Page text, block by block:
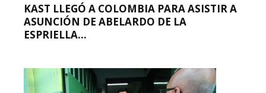
KAST LLEGÓ A COLOMBIA PARA ASISTIR A
ASUNCIÓN DE ABELARDO DE LA
ESPRIELLA...